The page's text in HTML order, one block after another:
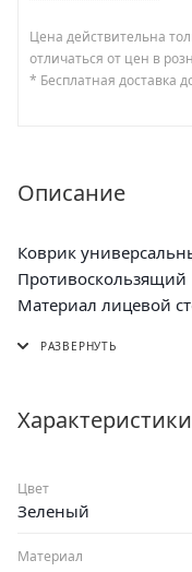
Цена действительна
отличаться от цен в
* Бесплатная доставка
Описание
Коврик
Противоскользящий
Материал лицевой
противоскользящий
Характеристики
Цвет
Зеленый
Материал